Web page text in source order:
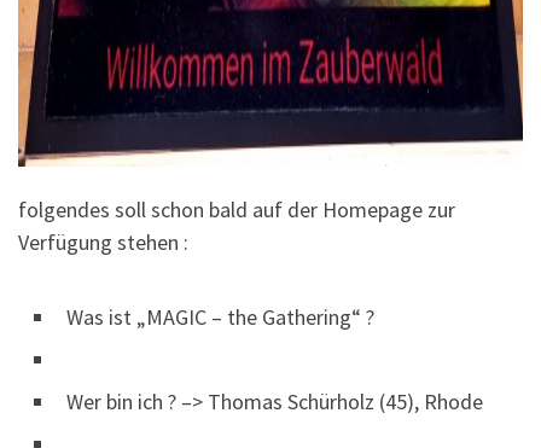
folgendes soll schon bald auf der Homepage zur
Verfügung stehen :
Was ist „MAGIC – the Gathering“ ?
Wer bin ich ? –> Thomas Schürholz (45), Rhode